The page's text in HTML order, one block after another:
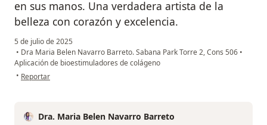
en sus manos. Una verdadera artista de la
belleza con corazón y excelencia.
5 de julio de 2025
• Dra Maria Belen Navarro Barreto. Sabana Park Torre 2, Cons 506 •
Aplicación de bioestimuladores de colágeno
• en opinión del usuario Sofía Alvarado López
Reportar
Dra. Maria Belen Navarro Barreto